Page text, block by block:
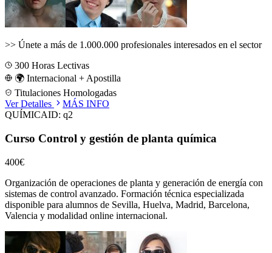
>> Únete a más de 1.000.000 profesionales interesados en el sector
300 Horas Lectivas
🌍 Internacional + Apostilla
Titulaciones Homologadas
Ver Detalles
MÁS INFO
QUÍMICAID: q2
Curso Control y gestión de planta química
400€
Organización de operaciones de planta y generación de energía con
sistemas de control avanzado. Formación técnica especializada
disponible para alumnos de Sevilla, Huelva, Madrid, Barcelona,
Valencia y modalidad online internacional.